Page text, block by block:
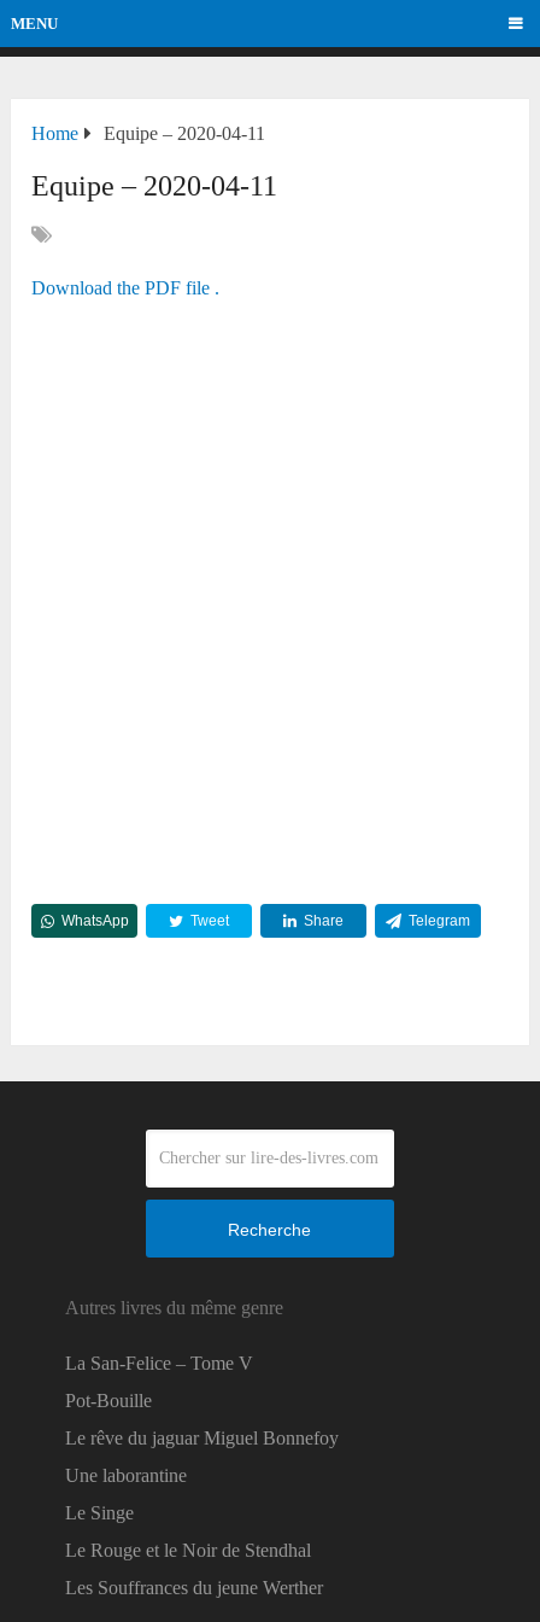
MENU
Home Equipe – 2020-04-11
Equipe – 2020-04-11
Download the PDF file .
WhatsApp Tweet Share Telegram
Recherche
Autres livres du même genre
La San-Felice – Tome V
Pot-Bouille
Le rêve du jaguar Miguel Bonnefoy
Une laborantine
Le Singe
Le Rouge et le Noir de Stendhal
Les Souffrances du jeune Werther